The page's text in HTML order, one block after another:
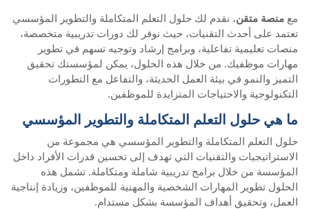
مع منصة متقن، نقدم لك حلول التعلم المتكاملة والتطوير المؤسسي
تعتمد على أحدث التقنيات، حيث نوفر لك دورات تدريبية متخصصة،
منصات تعليمية تفاعلية، وبرامج إرشاد وتوجيه تسهم في تطوير
مهارات موظفيك. من خلال هذه الحلول، يمكن لمؤسستك تحقيق
التميز والنمو في بيئة العمل الحديثة، والتفاعل مع التطورات
التكنولوجية والاحتياجات المتزايدة للموظفين.
ما هي حلول التعلم المتكاملة والتطوير المؤسسي
حلول التعلم المتكاملة والتطوير المؤسسي هي مجموعة من
الاستراتيجيات والتقنيات التي تهدف إلى تحسين قدرات الأفراد داخل
المؤسسة من خلال برامج تدريبية شاملة ومتكاملة. تشمل هذه
الحلول تطوير المهارات الشخصية والمهنية للموظفين، وزيادة إنتاجية
العمل، وتحقيق أهداف المؤسسة بشكل مستدام.